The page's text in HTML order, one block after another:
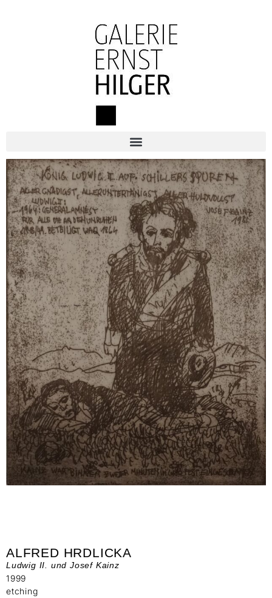
ALFRED HRDLICKA
Ludwig II. und Josef Kainz
1999
etching